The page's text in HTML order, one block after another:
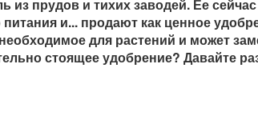
из прудов и тихих заводей. Ее
и... продают как ценное
для растений и может
стоящее удобрение? Давайте